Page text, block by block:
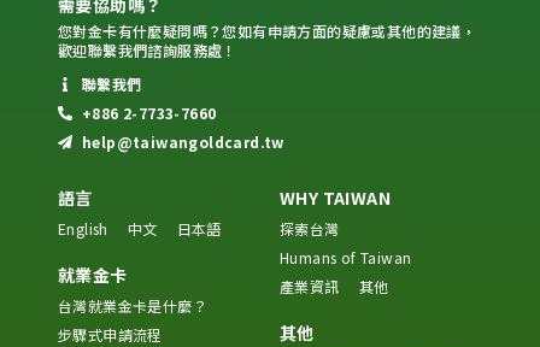
需要協助嗎？
您對金卡有什麼疑問嗎？您如有申請方面的疑慮或其他的建議，
歡迎聯繫我們諮詢服務處！
聯繫我們
+886 2-7733-7660
help@taiwangoldcard.tw
語言
English 中文 日本語
就業金卡
台灣就業金卡是什麼？
步驟式申請流程
WHY TAIWAN
探索台灣
Humans of Taiwan
產業資訊
其他
其他